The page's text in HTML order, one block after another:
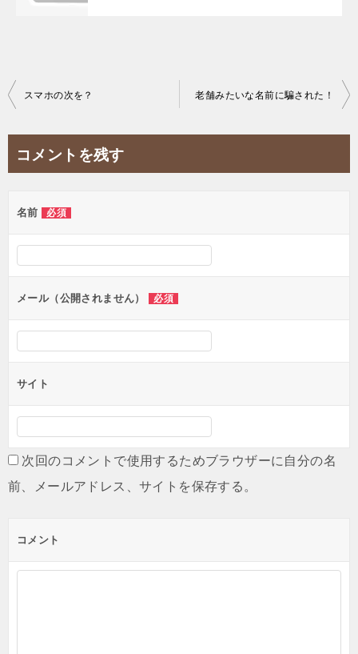
投
ビ
ー
シ
ョ
ン
スマホの次を？ 老舗みたいな名前に騙された！
コメントを残す
名前 必須
メール（公開されません） 必須
サイト
次回のコメントで使用するためブラウザーに自分の名
前、メールアドレス、サイトを保存する。
コメント